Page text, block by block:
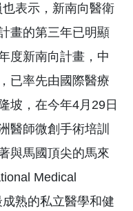
表示，新南向醫衛
畫的第三年已明顯
度新南向計畫，中
已率先由國際醫療
坡，在今年4月29日
醫師微創手術培訓
與馬國頂尖的馬來
Medical
熟的私立醫學和健